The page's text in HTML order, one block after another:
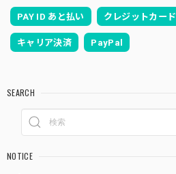
PAY ID あと払い クレジットカード
キャリア決済 PayPal
SEARCH
NOTICE